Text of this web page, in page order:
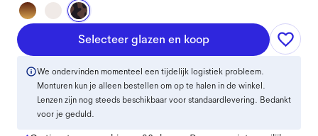
Selecteer glazen en koop
We ondervinden momenteel een tijdelijk logistiek probleem.
Monturen kun je alleen bestellen om op te halen in de winkel.
Lenzen zijn nog steeds beschikbaar voor standaardlevering. Bedankt
voor je geduld.